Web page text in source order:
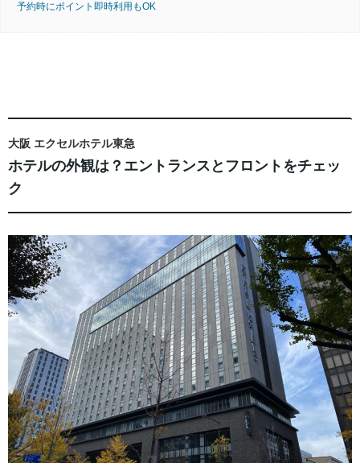
予約時にポイント即時利用もOK
大阪 エクセルホテル東急
ホテルの外観は？エントランスとフロントをチェッ
ク